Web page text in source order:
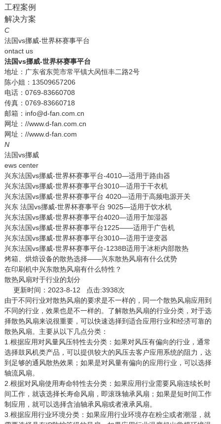
工程案例
解决方案
C
法国vs挪威-世界杯赛事平台
ontact us
法国vs挪威-世界杯赛事平台
地址：广东省东莞市常平镇大呙恒丰二路2号
陈小姐：13509657206
电话：0769-83660708
传真：0769-83660718
邮箱：info@d-fan.com.cn
网址：//www.d-fan.com.cn
网址：//www.d-fan.com
N
法国vs挪威
ews center
兴东法国vs挪威-世界杯赛事平台-4010—适用于路由器
兴东法国vs挪威-世界杯赛事平台3010—适用于干衣机
兴东法国vs挪威-世界杯赛事平台 4020—适用于高频电源开关
兴东 法国vs挪威-世界杯赛事平台 9025—适用于饮水机
兴东法国vs挪威-世界杯赛事平台4020—适用于加湿器
兴东法国vs挪威-世界杯赛事平台1225——适用于广告机
兴东法国vs挪威-世界杯赛事平台3010—适用于逆变器
兴东法国vs挪威-世界杯赛事平台-1238B适用于冰柜内部散热
烤箱、烘焙设备的散热选择——兴东散热风扇有什么优势
在印刷机中兴东散热风扇有什么特性？
散热风扇对于行业的划分
更新时间：2023-8-12 点击:3938次
由于不同行业对散热风扇的要求是不一样的，同一个散热风扇应用到
不同的行业，效果也是不一样的。了解散热风扇的行业分类，对于选
择散热风扇来说很重要，可以快速选择到适合应用行业和经济可靠的
散热风扇。主要从以下几点分类：
1.根据应用对风量风压特性去分类：如果对风压有偏向的行业，通常
选择鼓风机类产品，可以提供较大的风压去客户应用系统的阻力，达
到足够的通风散热效果；如果是对风量有偏向的应用行业，可以选择
轴流风扇。
2.根据对风扇使用寿命特性去分类：如果应用行业需要风扇连续长时
间工作，就该选择长寿命风扇，即滚珠轴承风扇；如果是短时间工作
制应用，就可以选择含油轴承风扇或者液承风扇。
3.根据应用行业环境分类：如果应用行业环境存在粉尘或者潮湿，就